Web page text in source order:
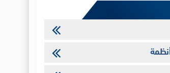
VEOLIA ENVIRONNEMENT - تؤشر الهيئة المغربية لسوق الرساميل
بالزيادة في الرأسمال المخصصة لأجراء
لملف المعلومات المتعلق ببرنامج إصدار